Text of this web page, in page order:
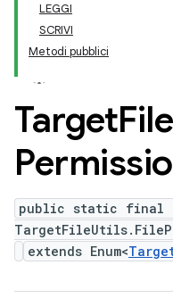
LEGGI
SCRIVI
Metodi pubblici
TargetFile
public static final
extends Enum<